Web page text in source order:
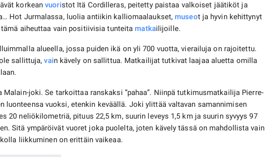
korkeanvuoristot Itä Cordilleras, peitetty paistaa valkoiset jäätiköt ja
Hot Jurmalassa, luolia antiikin kalliomaalaukset, museot ja hyvin kehittynyt
aiheuttaa vain positiivisia tunteita matkailijoille.
alueella, jossa puiden ikä on yli 700 vuotta, vierailuja on rajoitettu.
sallittuja,vain kävely on sallittua. Matkailijat tutkivat laajaa aluetta omilla
joki. Se tarkoittaa ranskaksi ”pahaa”. Niinpä tutkimusmatkailija Pierre-
luonteensa vuoksi, etenkin keväällä. Joki ylittää valtavan samannimisen
20 neliökilometriä, pituus 22,5 km, suurin leveys 1,5 km ja suurin syvyys 97
Sitä ympäröivät vuoret joka puolelta, joten kävely tässä on mahdollista vain
liikkuminen on erittäin vaikeaa.